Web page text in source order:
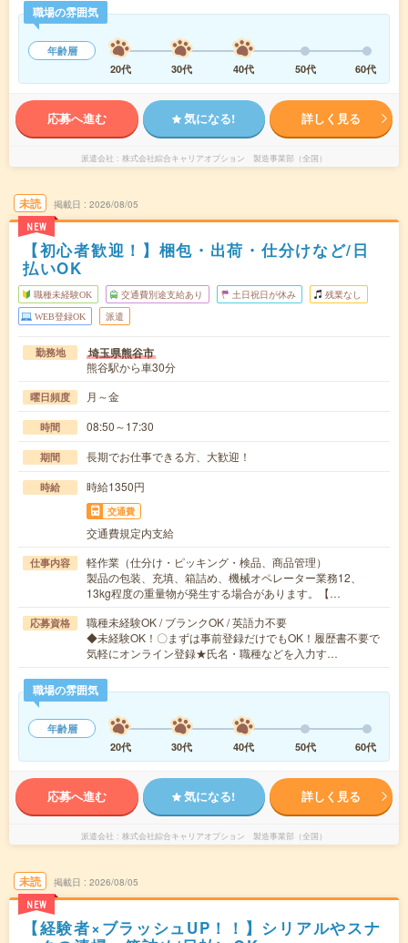
職場の雰囲気
年齢層
20代
30代 40代 50代 60代
応募へ進む 気になる! 詳しく見る
派遣会社 株式会社綜合キャリアオプション 製造事業部（全国）
未読
NEW
掲載日 2026/08/05
【初心者歓迎！】梱包・出荷・仕分けなど/日
払いOK
職種未経験OK 交通費別途支給あり 土日祝日が休み 残業なし
WEB登録OK 派遣
勤務地 埼玉県熊谷市
熊谷駅から車30分
曜日頻度 月～金
時間 08:50～17:30
期間 長期でお仕事できる方、大歓迎！
時給 時給1350円
交通費
交通費規定内支給
仕事内容
軽作業（仕分け・ピッキング・検品、商品管理）
製品の包装、充填、箱詰め、機械オペレーター業務12、
13kg程度の重量物が発生する場合があります。【…
応募資格
職種未経験OK / ブランクOK / 英語力不要
◆未経験OK！〇まずは事前登録だけでもOK！履歴書不要で
気軽にオンライン登録★氏名・職種などを入力す…
職場の雰囲気
年齢層
20代
30代 40代 50代 60代
応募へ進む 気になる! 詳しく見る
派遣会社 株式会社綜合キャリアオプション 製造事業部（全国）
未読
NEW
掲載日 2026/08/05
【経験者×ブラッシュUP！！】シリアルやスナ